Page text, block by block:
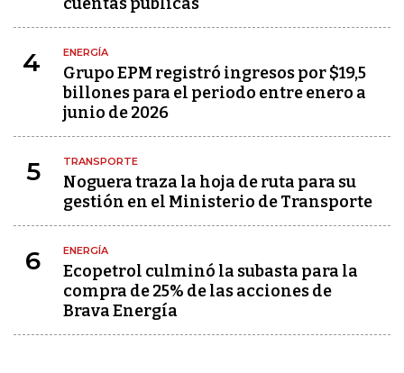
4 ENERGÍA
Grupo EPM registró ingresos por $19,5
billones para el periodo entre enero a
junio de 2026
5 TRANSPORTE
Noguera traza la hoja de ruta para su
gestión en el Ministerio de Transporte
6 ENERGÍA
Ecopetrol culminó la subasta para la
compra de 25% de las acciones de
Brava Energía